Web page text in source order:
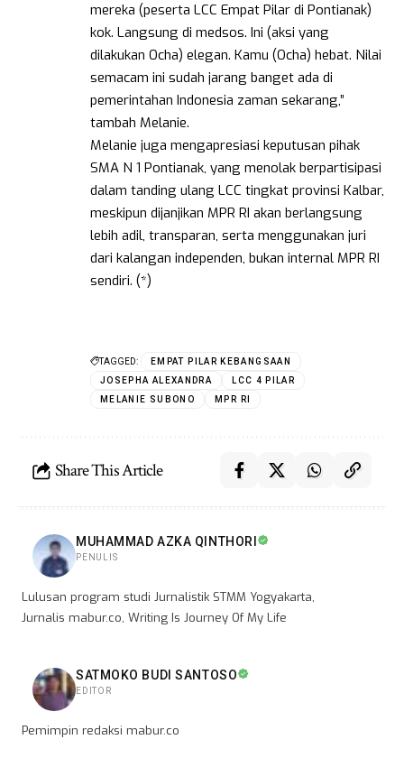
mereka (peserta LCC Empat Pilar di Pontianak)
kok. Langsung di medsos. Ini (aksi yang
dilakukan Ocha) elegan. Kamu (Ocha) hebat. Nilai
semacam ini sudah jarang banget ada di
pemerintahan Indonesia zaman sekarang,”
tambah Melanie.
Melanie juga mengapresiasi keputusan pihak
SMA N 1 Pontianak, yang menolak berpartisipasi
dalam tanding ulang LCC tingkat provinsi Kalbar,
meskipun dijanjikan MPR RI akan berlangsung
lebih adil, transparan, serta menggunakan juri
dari kalangan independen, bukan internal MPR RI
sendiri. (*)
TAGGED:
EMPAT PILAR KEBANGSAAN
JOSEPHA ALEXANDRA
LCC 4 PILAR
MELANIE SUBONO
MPR RI
Share This Article
MUHAMMAD AZKA QINTHORI
PENULIS
Lulusan program studi Jurnalistik STMM Yogyakarta,
Jurnalis mabur.co, Writing Is Journey Of My Life
SATMOKO BUDI SANTOSO
EDITOR
Pemimpin redaksi mabur.co